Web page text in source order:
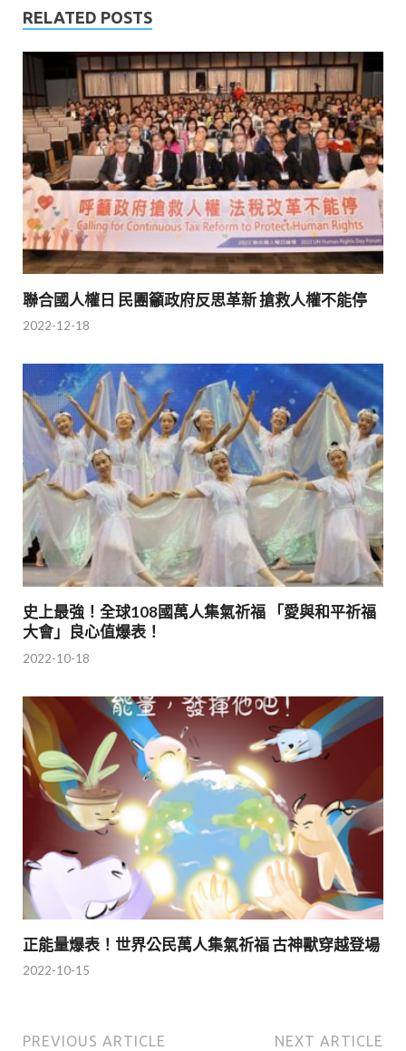
RELATED POSTS
聯合國人權日 民團籲政府反思革新 搶救人權不能停
2022-12-18
史上最強！全球108國萬人集氣祈福 「愛與和平祈福
大會」良心值爆表！
2022-10-18
正能量爆表！世界公民萬人集氣祈福 古神獸穿越登場
2022-10-15
PREVIOUS ARTICLE NEXT ARTICLE